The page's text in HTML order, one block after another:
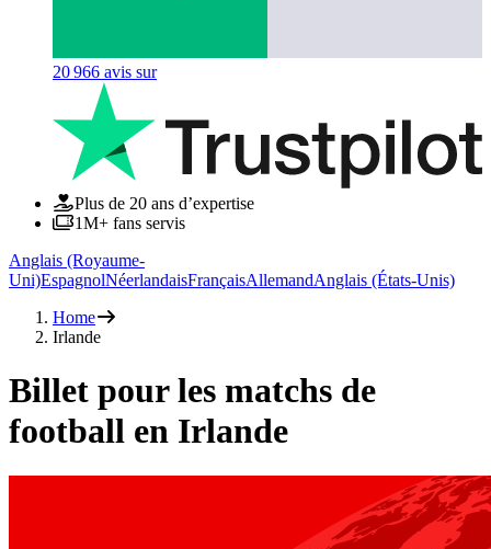
20 966 avis sur
Plus de 20 ans d’expertise
1M+ fans servis
Anglais (Royaume-
Uni)EspagnolNéerlandaisFrançaisAllemandAnglais (États-Unis)
Home
Irlande
Billet pour les matchs de
football en Irlande